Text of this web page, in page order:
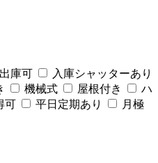
庫可
入庫シャッターあり
機械式 屋根付き
ハ
可 平日定期あり
月極